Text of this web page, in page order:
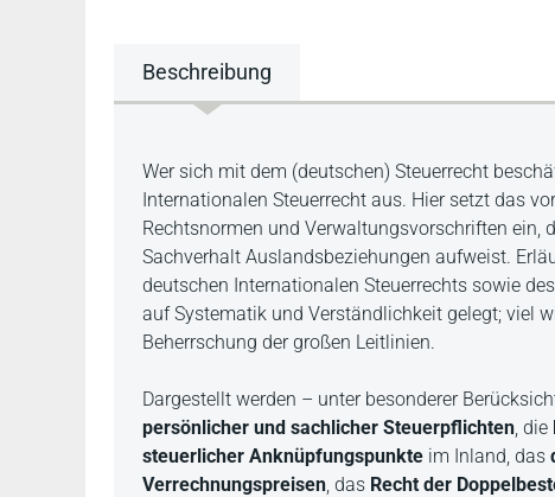
Beschreibung
Beschreibung
Wer sich mit dem (deutschen) Steuerrecht
Internationalen Steuerrecht aus. Hier setzt das
Rechtsnormen und Verwaltungsvorschriften ein,
Sachverhalt Auslandsbeziehungen aufweist.
deutschen Internationalen Steuerrechts sowie
auf Systematik und Verständlichkeit gelegt; viel
Beherrschung der großen Leitlinien.
Dargestellt werden – unter besonderer
persönlicher und sachlicher Steuerpflichten, die
steuerlicher Anknüpfungspunkte im Inland, das
Verrechnungspreisen, das Recht der